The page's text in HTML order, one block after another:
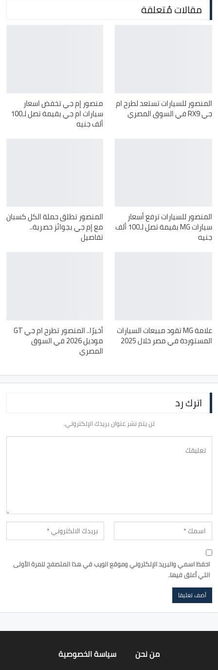
مقالات مُتعلقة
المنصور للسيارات تستعد لطرح ام
جي RX9 في السوق المصري
منصور إم جي تخفض اسعار
سيارات ام جي بقيمة تصل لـ100
ألف جنيه
المنصور للسيارات ترفع أسعار
سيارات MG بقيمة تصل لـ100 ألف
جنيه
المنصور تطلق حملة الكل كسبان
مع إم جي بجوائز حصرية..
تفاصيل
علامة MG تقود مبيعات السيارات
المستوردة في مصر خلال 2025
أخيرًا.. المنصور تطرح ام جي GT
موديل 2026 في السوق
المصري
اترك رد
لن يتم نشر عنوان بريدك الإلكتروني.
احفظ اسمي والبريد الإلكتروني وموقع الويب في هذا المتصفح للمرة الأولى
التي أعلق فيها.
من نحن سياسة الخصوصية